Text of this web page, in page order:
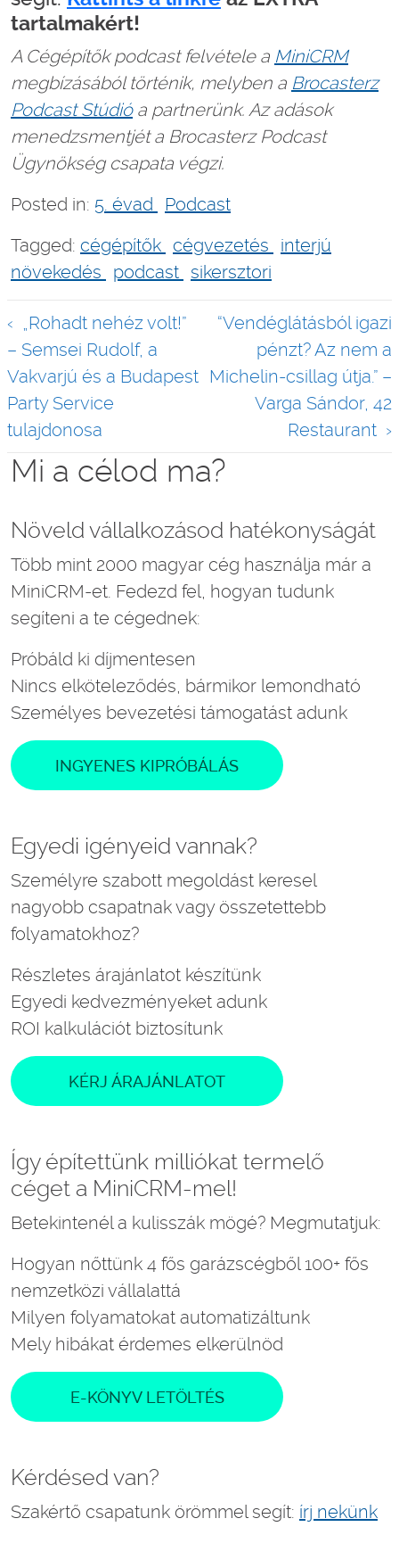
tartalmakért!
A Cégépítők podcast felvétele a MiniCRM
megbízásából történik, melyben a Brocasterz
Podcast Stúdióa partnerünk. Az adások
menedzsmentjét a Brocasterz Podcast
Ügynökség csapata végzi.
Posted in: 5. évad Podcast
Tagged: cégépítők cégvezetés
interjú
növekedés
podcast sikersztori
Bejegyzés
navigáció
„Rohadt nehéz volt!”
– Semsei Rudolf, a
Vakvarjú és a Budapest
Party Service
tulajdonosa
“Vendéglátásból igazi
pénzt? Az nem a
Michelin-csillag útja.” –
Varga Sándor, 42
Restaurant
Mi a célod ma?
Növeld vállalkozásod hatékonyságát
Több mint 2000 magyar cég használja már a
MiniCRM-et. Fedezd fel, hogyan tudunk
segíteni a te cégednek:
Próbáld ki díjmentesen
Nincs elköteleződés, bármikor lemondható
Személyes bevezetési támogatást adunk
INGYENES KIPRÓBÁLÁS
Egyedi igényeid vannak?
Személyre szabott megoldást keresel
nagyobb csapatnak vagy összetettebb
folyamatokhoz?
Részletes árajánlatot készítünk
Egyedi kedvezményeket adunk
ROI kalkulációt biztosítunk
KÉRJ ÁRAJÁNLATOT
Így építettünk milliókat termelő
céget a MiniCRM-mel!
Betekintenél a kulisszák mögé? Megmutatjuk:
Hogyan nőttünk 4 fős garázscégből 100+ fős
nemzetközi vállalattá
Milyen folyamatokat automatizáltunk
Mely hibákat érdemes elkerülnöd
E-KÖNYV LETÖLTÉS
Kérdésed van?
Szakértő csapatunk örömmel segít: írj nekünk